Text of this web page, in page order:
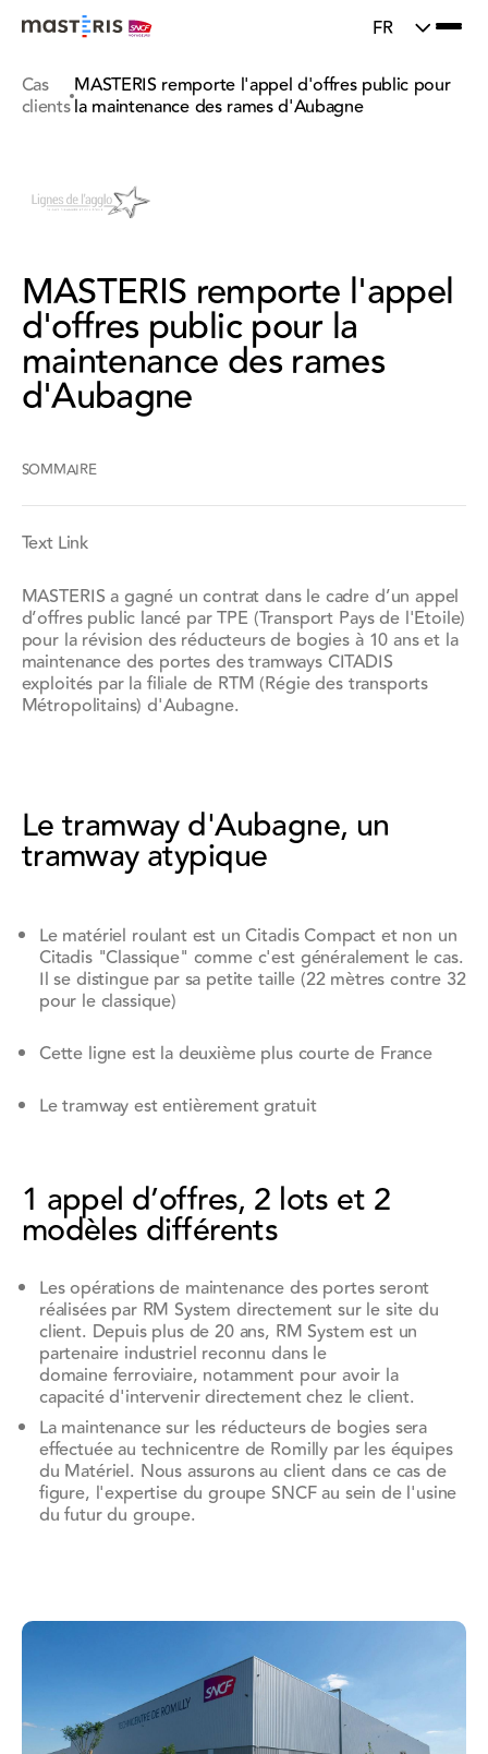
Update cookies preferences
FR
Cas
clients
MASTERIS remporte l'appel d'offres public pour
la maintenance des rames d'Aubagne
MASTERIS remporte l'appel
d'offres public pour la
maintenance des rames
d'Aubagne
SOMMAIRE
Text Link
MASTERIS a gagné un contrat dans le cadre d’un appel
d’offres public lancé par TPE (Transport Pays de l'Etoile)
pour la révision des réducteurs de bogies à 10 ans et la
maintenance des portes des tramways CITADIS
exploités par la filiale de RTM (Régie des transports
Métropolitains) d'Aubagne.
Le tramway d'Aubagne, un
tramway atypique
Le matériel roulant est un Citadis Compact et non un
Citadis "Classique" comme c'est généralement le cas.
Il se distingue par sa petite taille (22 mètres contre 32
pour le classique)
Cette ligne est la deuxième plus courte de France
Le tramway est entièrement gratuit
1 appel d’offres, 2 lots et 2
modèles différents
Les opérations de maintenance des portes seront
réalisées par RM System directement sur le site du
client. Depuis plus de 20 ans, RM System est un
partenaire industriel reconnu dans le
domaine ferroviaire, notamment pour avoir la
capacité d'intervenir directement chez le client.
La maintenance sur les réducteurs de bogies sera
effectuée au technicentre de Romilly par les équipes
du Matériel. Nous assurons au client dans ce cas de
figure, l'expertise du groupe SNCF au sein de l'usine
du futur du groupe.